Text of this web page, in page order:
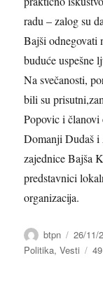
radu – zalog su
Bajši odnegovati
buduće uspešne
Na svečanosti,
bili su
Popovic i članovi
Domanji Dudaš i
zajednice Bajša
predstavnici
organizacija.
Author
btpn
Posted
on
26/11/
Politika,Vesti